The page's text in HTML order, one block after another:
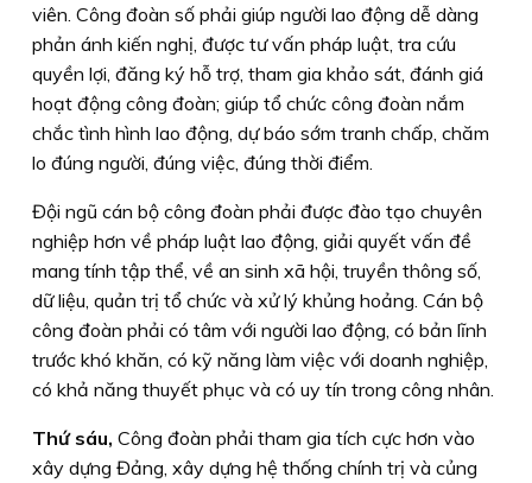
viên. Công đoàn số phải giúp người lao động dễ dàng
phản ánh kiến nghị, được tư vấn pháp luật, tra cứu
quyền lợi, đăng ký hỗ trợ, tham gia khảo sát, đánh giá
hoạt động công đoàn; giúp tổ chức công đoàn nắm
chắc tình hình lao động, dự báo sớm tranh chấp, chăm
lo đúng người, đúng việc, đúng thời điểm.
Đội ngũ cán bộ công đoàn phải được đào tạo chuyên
nghiệp hơn về pháp luật lao động, giải quyết vấn đề
mang tính tập thể, về an sinh xã hội, truyền thông số,
dữ liệu, quản trị tổ chức và xử lý khủng hoảng. Cán bộ
công đoàn phải có tâm với người lao động, có bản lĩnh
trước khó khăn, có kỹ năng làm việc với doanh nghiệp,
có khả năng thuyết phục và có uy tín trong công nhân.
Thứ sáu, Công đoàn phải tham gia tích cực hơn vào
xây dựng Đảng, xây dựng hệ thống chính trị và củng